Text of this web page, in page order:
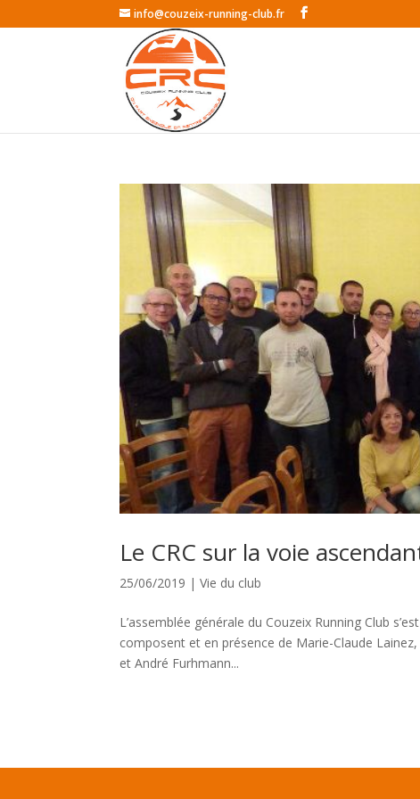
info@couzeix-running-club.fr
Le CRC sur la voie
25/06/2019 |Vie du club
L’assemblée générale du Couzeix Running Club
composent et en présence de Marie-Claude
et André Furhmann...